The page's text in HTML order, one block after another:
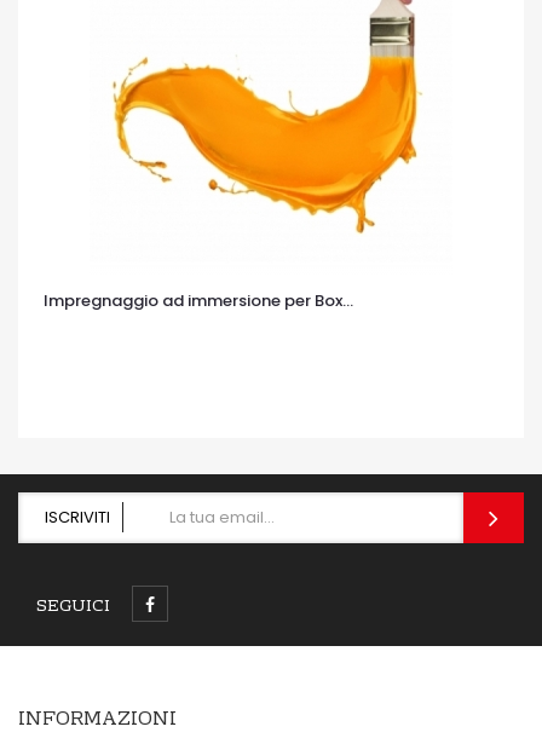
Impregnaggio ad immersione per Box...
ISCRIVITI
SEGUICI
INFORMAZIONI